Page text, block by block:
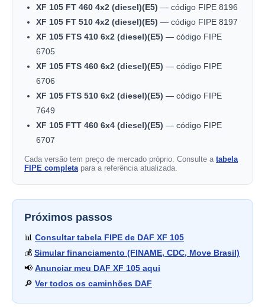
XF 105 FT 460 4x2 (diesel)(E5) — código FIPE 8196
XF 105 FT 510 4x2 (diesel)(E5) — código FIPE 8197
XF 105 FTS 410 6x2 (diesel)(E5) — código FIPE
6705
XF 105 FTS 460 6x2 (diesel)(E5) — código FIPE
6706
XF 105 FTS 510 6x2 (diesel)(E5) — código FIPE
7649
XF 105 FTT 460 6x4 (diesel)(E5) — código FIPE
6707
Cada versão tem preço de mercado próprio. Consulte a tabela
FIPE completa para a referência atualizada.
Próximos passos
📊 Consultar tabela FIPE de DAF XF 105
💰 Simular financiamento (FINAME, CDC, Move Brasil)
📢 Anunciar meu DAF XF 105 aqui
🔎 Ver todos os caminhões DAF